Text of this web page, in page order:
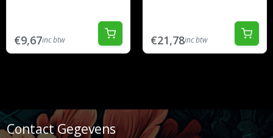
€9,67inc btw €21,78inc btw
Contact Gegevens